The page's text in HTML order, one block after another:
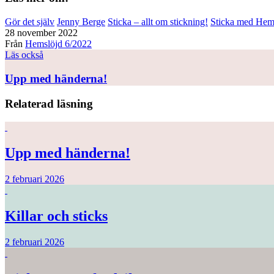
Gör det själv Jenny Berge Sticka – allt om stickning! Sticka med
28 november 2022
Från Hemslöjd 6/2022
Läs också
Upp med händerna!
Relaterad läsning
Upp med händerna!
2 februari 2026
Killar och sticks
2 februari 2026